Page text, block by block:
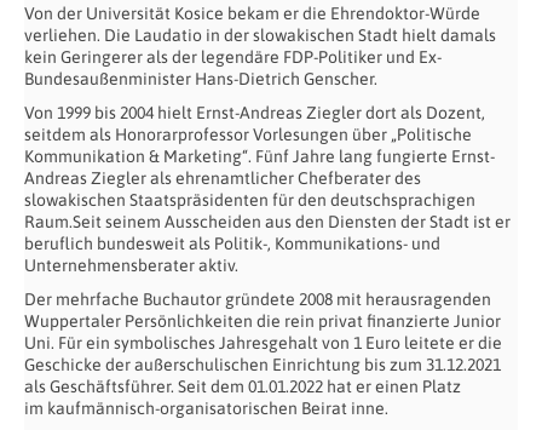
Von der Universität Kosice bekam er die Ehrendoktor-Würde
verliehen. Die Laudatio in der slowakischen Stadt hielt damals
kein Geringerer als der legendäre FDP-Politiker und Ex-
Bundesaußenminister Hans-Dietrich Genscher.
Von 1999 bis 2004 hielt Ernst-Andreas Ziegler dort als Dozent,
seitdem als Honorarprofessor Vorlesungen über „Politische
Kommunikation & Marketing“. Fünf Jahre lang fungierte Ernst-
Andreas Ziegler als ehrenamtlicher Chefberater des
slowakischen Staatspräsidenten für den deutschsprachigen
Raum.Seit seinem Ausscheiden aus den Diensten der Stadt ist er
beruflich bundesweit als Politik-, Kommunikations- und
Unternehmensberater aktiv.
Der mehrfache Buchautor gründete 2008 mit herausragenden
Wuppertaler Persönlichkeiten die rein privat finanzierte Junior
Uni. Für ein symbolisches Jahresgehalt von 1 Euro leitete er die
Geschicke der außerschulischen Einrichtung bis zum 31.12.2021
als Geschäftsführer. Seit dem 01.01.2022 hat er einen Platz
im kaufmännisch-organisatorischen Beirat inne.